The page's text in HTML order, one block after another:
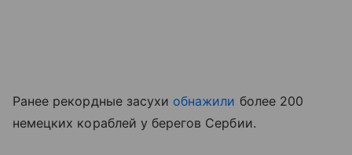
Ранее рекордные засухи обнажили более 200
немецких кораблей у берегов Сербии.